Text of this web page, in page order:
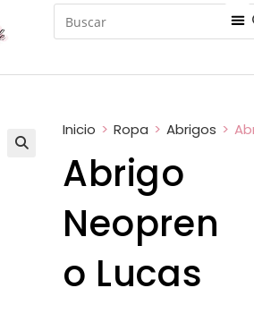
Inicio > Ropa > Abrigos >
Abrigo
Neopren
o Lucas